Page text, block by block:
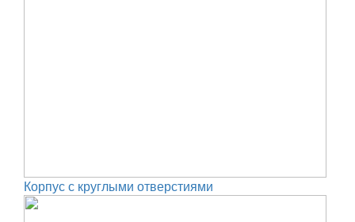
Корпус с круглыми отверстиями